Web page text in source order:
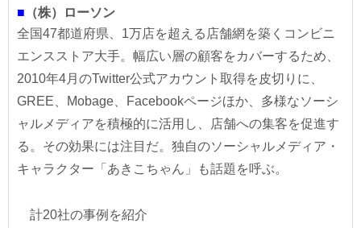
■ （株）ローソン
全国47都道府県、1万店を超える店舗網を築くコンビニ
エンスストア大手。幅広い層の顧客をカバーするため、
2010年4月のTwitter公式アカウント取得を皮切りに、
GREE、Mobage、Facebookページほか、多様なソーシ
ャルメディアを積極的に活用し、店舗への集客を促進す
る。その効果には注目だ。独自のソーシャルメディア・
キャラクター「あきこちゃん」も話題を呼ぶ。
計20社の事例を紹介